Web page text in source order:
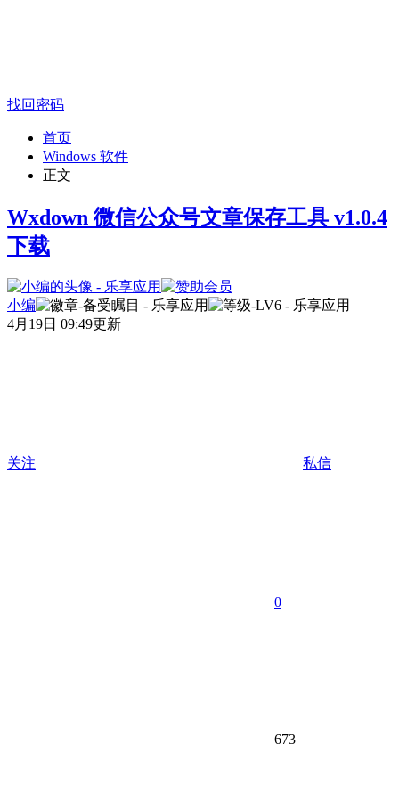
找回密码
首页
Windows 软件
正文
Wxdown 微信公众号文章保存工具 v1.0.4
下载
小编
4月19日 09:49更新
关注 私信
0
673